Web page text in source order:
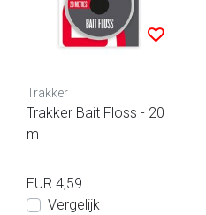
Trakker
Trakker Bait Floss - 20
m
EUR 4,59
Vergelijk